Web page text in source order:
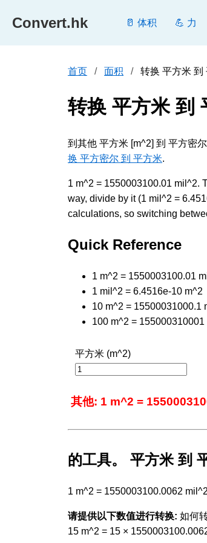
Convert.hk 🥛 体积 💪 力
首页 面积 转换 平方米 到
转换 平方米 到
到其他 平方米 [m^2] 到 平方密
换 平方密尔 到 平方米.
1 m^2 = 1550003100.01 mil^2.
way, divide by it (1 mil^2 =
calculations, so switching
Quick Reference
1 m^2 = 1550003100.01
1 mil^2 = 6.4516e-10 m^2
10 m^2 = 15500031000.1
100 m^2 = 155000310001
平方米 (m^2)
其他: 1 m^2 =
的工具。 平方米 到
1 m^2 = 1550003100.0062 mil^2
请提供以下数值进行转换: 如何
15 m^2 = 15 ×